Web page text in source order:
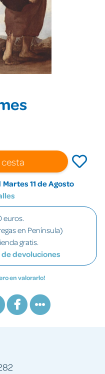
Martes 11 de Agosto
euros.
en Península)
gratis.
devoluciones
en valorarlo!